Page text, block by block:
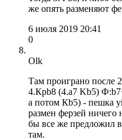
же опять разменяют
6 июля 2019 20:41
0
Olk
Там проиграно
4.Крb8 (4.a7 Kb5)
а потом Кb5) - пешка
размен ферзей ничего
бы все же предложил
там.